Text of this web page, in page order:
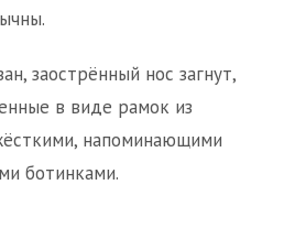
заострённый нос загнут,
в виде рамок из
напоминающими
ботинками.